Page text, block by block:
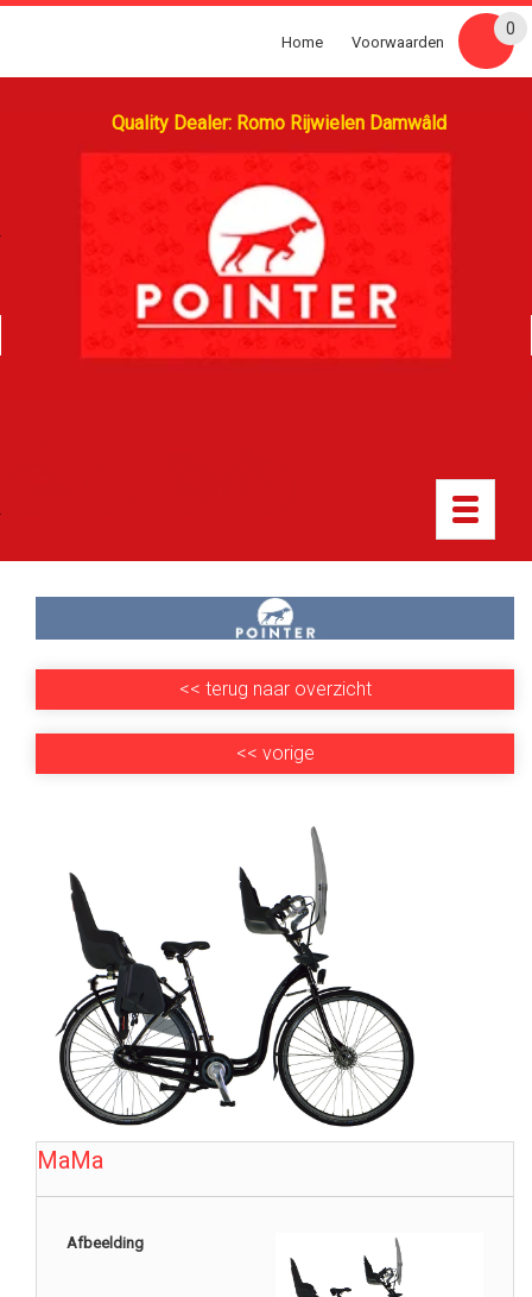
Quality Dealer: Romo Rijwielen Damwâld
Home Voorwaarden
0
Toggle
<< terug naar overzicht
<< vorige
MaMa
Afbeelding